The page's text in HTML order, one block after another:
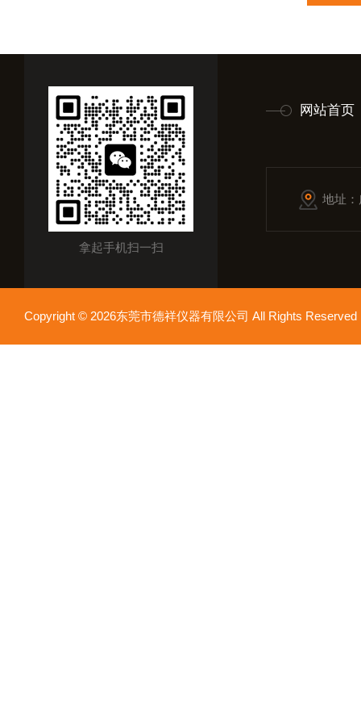
拿起手机扫一扫
网站首页
地址
Copyright © 2026东莞市德祥仪器有限公司 All Rights